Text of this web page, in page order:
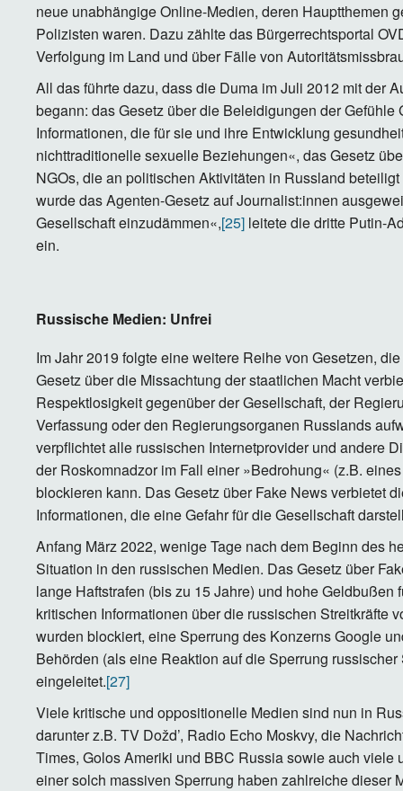
neue unabhängige Online-Medien, deren Hauptthemen
Polizisten waren. Dazu zählte das Bürgerrechtsportal
Verfolgung im Land und über Fälle von
All das führte dazu, dass die Duma im Juli 2012 mit der
begann: das Gesetz über die Beleidigungen der
Informationen, die für sie und ihre Entwicklung
nichttraditionelle sexuelle Beziehungen«, das Gesetz
NGOs, die an politischen Aktivitäten in Russland
wurde das Agenten-Gesetz auf Journalist:innen
Gesellschaft einzudämmen«,[25] leitete die dritte Putin-
ein.
Russische Medien: Unfrei
Im Jahr 2019 folgte eine weitere Reihe von Gesetzen,
Gesetz über die Missachtung der staatlichen Macht
Respektlosigkeit gegenüber der Gesellschaft, der
Verfassung oder den Regierungsorganen Russlands
verpflichtet alle russischen Internetprovider und andere
der Roskomnadzor im Fall einer »Bedrohung« (z.B.
blockieren kann. Das Gesetz über Fake News verbietet
Informationen, die eine Gefahr für die Gesellschaft
Anfang März 2022, wenige Tage nach dem Beginn des
Situation in den russischen Medien. Das Gesetz über
lange Haftstrafen (bis zu 15 Jahre) und hohe
kritischen Informationen über die russischen Streitkräfte
wurden blockiert, eine Sperrung des Konzerns Google
Behörden (als eine Reaktion auf die Sperrung
eingeleitet.[27]
Viele kritische und oppositionelle Medien sind nun in
darunter z.B. TV Dožd’, Radio Echo Moskvy, die
Times, Golos Ameriki und BBC Russia sowie auch
einer solch massiven Sperrung haben zahlreiche dieser